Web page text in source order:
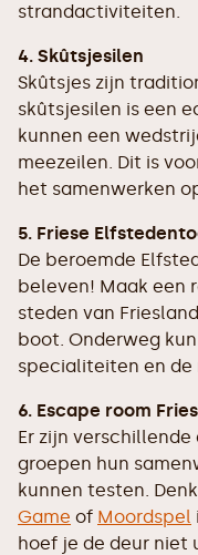
strandactiviteiten.
4. Skûtsjesilen
Skûtsjes zijn
skûtsjesilen is een
kunnen een
meezeilen. Dit is
het samenwerken
5. Friese
De beroemde
beleven! Maak een
steden van
boot. Onderweg
specialiteiten en de
6. Escape room
Er zijn
groepen hun
kunnen testen.
Game of Moordspel
hoef je de deur niet